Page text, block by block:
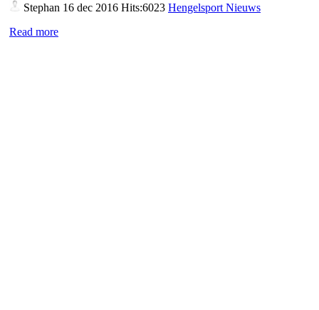
Stephan 16 dec 2016 Hits:6023 Hengelsport Nieuws
Read more